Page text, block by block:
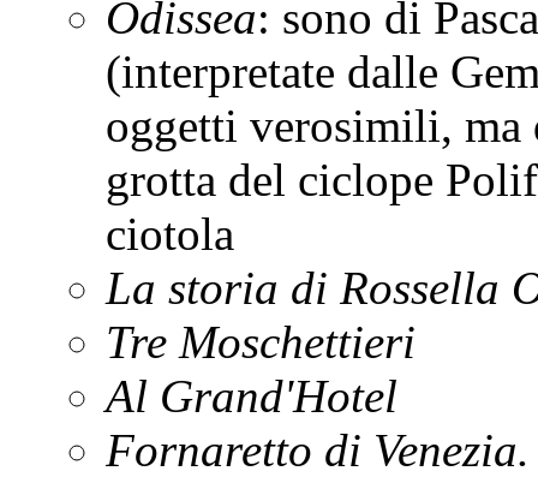
Odissea: sono di
(interpretate dalle
oggetti verosimili, ma
grotta del ciclope
ciotola
La storia di Rossella
Tre Moschettieri
Al Grand'Hotel
Fornaretto di Venezia.